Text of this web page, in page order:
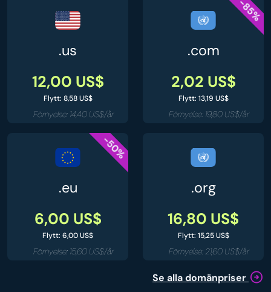
.us
12,00 US$
Flytt: 8,58 US$
Förnyelse: 14,40 US$/år
-85%
.com
2,02 US$
Flytt: 13,19 US$
Förnyelse: 19,80 US$/år
-50%
.eu
6,00 US$
Flytt: 6,00 US$
Förnyelse: 15,60 US$/år
.org
16,80 US$
Flytt: 15,25 US$
Förnyelse: 21,60 US$/år
Se alla domänpriser